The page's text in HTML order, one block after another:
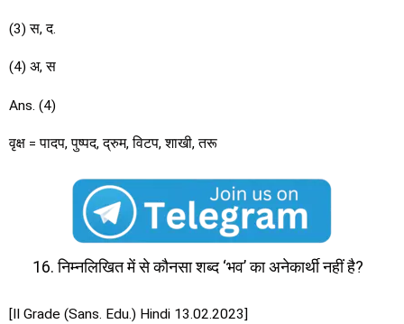
(3) स, द.
(4) अ, स
Ans. (4)
वृक्ष = पादप, पुष्पद, द्रुम, विटप, शाखी, तरू
निम्नलिखित में से कौनसा शब्द ‘भव’ का अनेकार्थी नहीं है?
[II Grade (Sans. Edu.) Hindi 13.02.2023]